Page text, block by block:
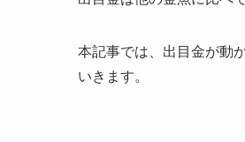
本記事では、出目金が動
いきます。